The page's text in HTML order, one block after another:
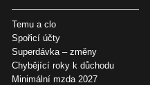
Temu a clo
Spořicí účty
Superdávka – změny
Chybějící roky k důchodu
Minimální mzda 2027